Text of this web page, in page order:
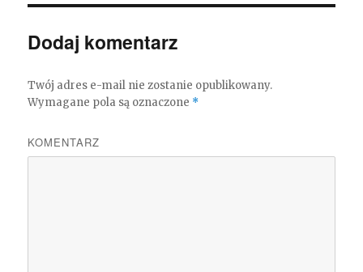
Dodaj komentarz
Twój adres e-mail nie zostanie opublikowany.
Wymagane pola są oznaczone *
KOMENTARZ